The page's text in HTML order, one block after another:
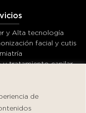
de
y Alta tecnología
facial y cutis
y tratamiento capilar